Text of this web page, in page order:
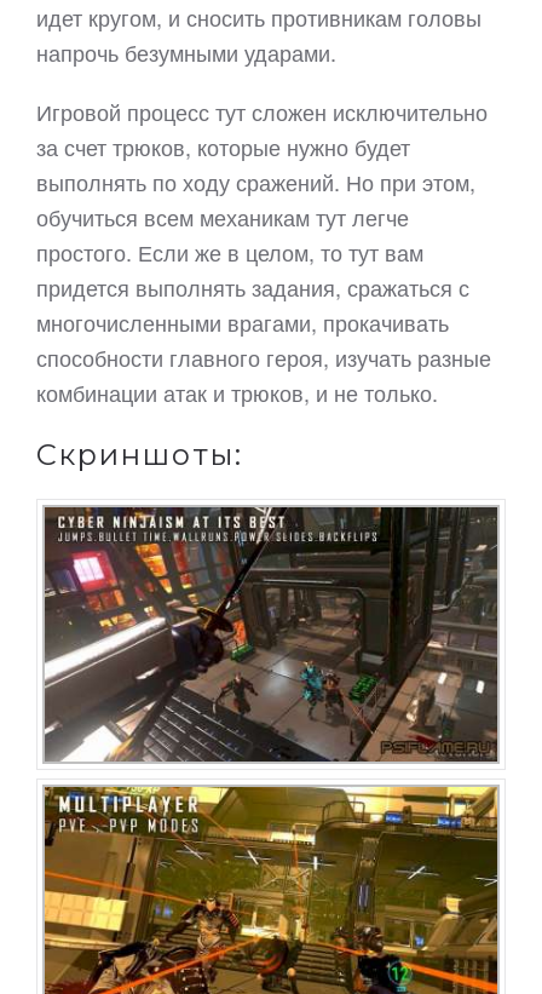
идет кругом, и сносить противникам головы
напрочь безумными ударами.
Игровой процесс тут сложен исключительно
за счет трюков, которые нужно будет
выполнять по ходу сражений. Но при этом,
обучиться всем механикам тут легче
простого. Если же в целом, то тут вам
придется выполнять задания, сражаться с
многочисленными врагами, прокачивать
способности главного героя, изучать разные
комбинации атак и трюков, и не только.
Скриншоты: